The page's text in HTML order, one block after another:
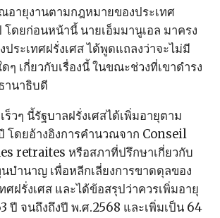
อายุงานตามกฎหมายของประเทศ
โดยก่อนหน้านี้ นายเอ็มมานูเอล มาครง
ระเทศฝรั่งเศส ได้พูดแถลงว่าจะไม่มี
ๆ เกี่ยวกับเรื่องนี้ ในขณะช่วงที่เขาดำรง
านาธิบดี
ร็วๆ นี้รัฐบาลฝรั่งเศสได้เพิ่มอายุตาม
โดยอ้างอิงการคำนวณจาก Conseil
retraites หรือสภาที่ปรึกษาเกี่ยวกับ
บำนาญ เพื่อหลีกเลี่ยงการขาดดุลของ
ศฝรั่งเศส และได้ข้อสรุปว่าควรเพิ่มอายุ
ปี จนถึงถึงปี พ.ศ.2568 และเพิ่มเป็น 64